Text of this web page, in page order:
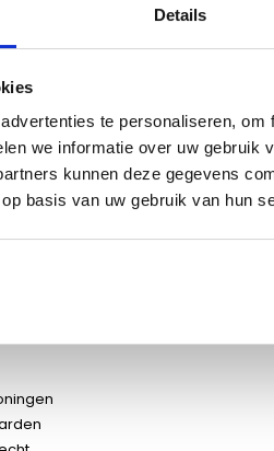
Details
te personaliseren,
we informatie over uw gebruik
kunnen deze gegevens
basis van uw gebruik van hun